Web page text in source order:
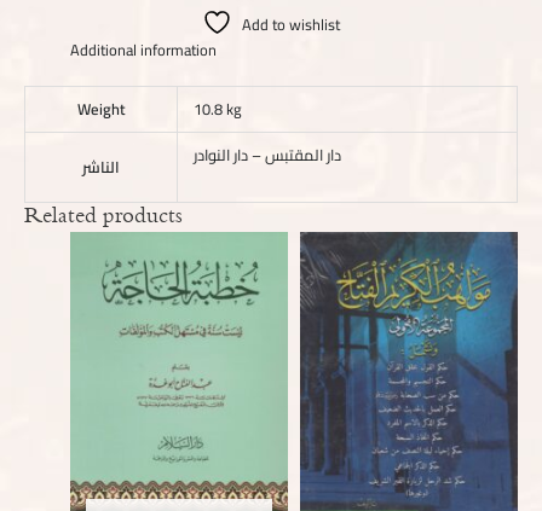
Add to wishlist
Additional information
Weight
10.8 kg
الناشر
دار المقتبس – دار النوادر
Related products